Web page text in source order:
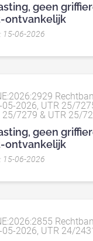
geen
ontvankelijk
15-06-2026
2026, UTR 25/
7279 & UTR 25/
geen
ontvankelijk
15-06-2026
2026, UTR 24/